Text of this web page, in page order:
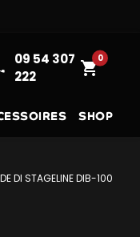
09 54 307
222
shopping_cart
0
SHOP
DI STAGELINE DIB-100